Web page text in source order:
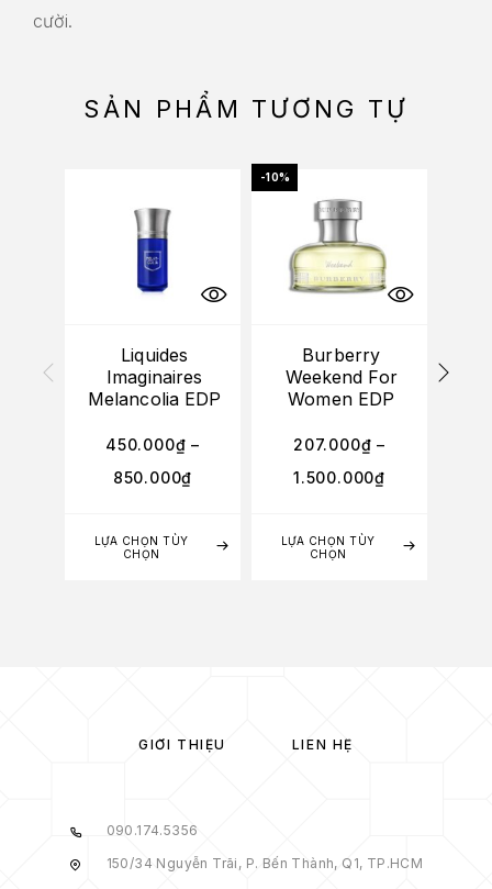
cười.
SẢN PHẨM TƯƠNG TỰ
LỰA CHỌN TÙY
CHỌN
Liquides
Imaginaires
Melancolia EDP
450.000₫ –
850.000₫
-10%
LỰA CHỌN TÙY
CHỌN
Burberry
Weekend For
Women EDP
207.000₫ –
1.500.000₫
GIỚI THIỆU LIÊN HỆ
090.174.5356
150/34 Nguyễn Trãi, P. Bến Thành, Q1, TP.HCM